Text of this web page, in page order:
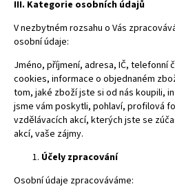
III. Kategorie osobních údajů
V nezbytném rozsahu o Vás
osobní údaje:
Jméno, příjmení, adresa, IČ, telefonní
cookies, informace o objednaném
tom, jaké zboží jste si od nás koupili,
jsme vám poskytli, pohlaví, profilová
vzdělávacích akcí, kterých jste se
akcí, vaše zájmy.
Účely zpracování
Osobní údaje zpracováváme: